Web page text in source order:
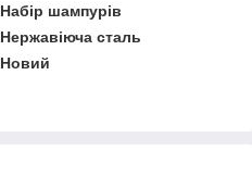
Набір шампурів
Нержавіюча сталь
Новий